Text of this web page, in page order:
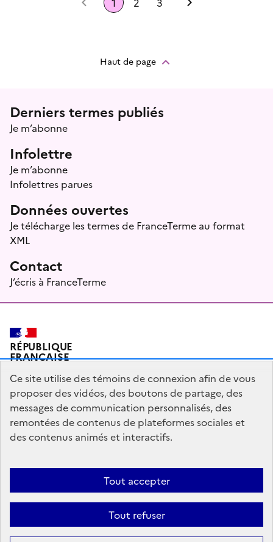
Haut de page
Menu prefooter
Derniers termes publiés
Je m’abonne
Infolettre
Je m’abonne
Infolettres parues
Données ouvertes
Je télécharge les termes de FranceTerme au format
XML
Contact
J’écris à FranceTerme
RÉPUBLIQUE
FRANÇAISE
Plan du site Mentions légales Qui sommes-nous ?
Partagez votre expérience pour améliorer les services
Accessibilité : partiellement conforme
gouvernement.fr
Ce site utilise des témoins de connexion afin de vous
proposer des vidéos, des boutons de partage, des
messages de communication personnalisés, des
remontées de contenus de plateformes sociales et
des contenus animés et interactifs.
Tout accepter
Tout refuser